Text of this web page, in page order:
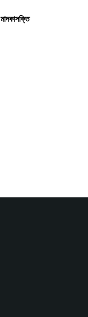
মাদকাসক্তি